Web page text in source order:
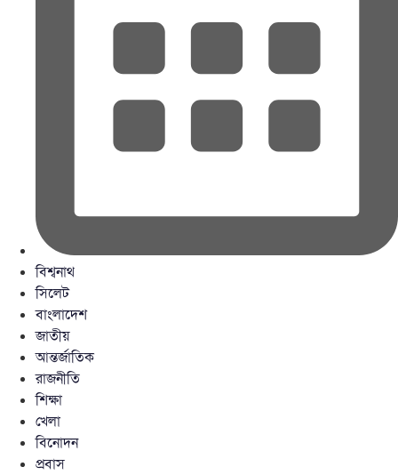
বিশ্বনাথ
সিলেট
বাংলাদেশ
জাতীয়
আন্তর্জাতিক
রাজনীতি
শিক্ষা
খেলা
বিনোদন
প্রবাস